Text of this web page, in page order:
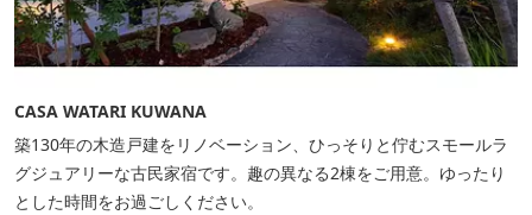
CASA WATARI KUWANA
築130年の木造戸建をリノベーション、ひっそりと佇むスモールラ
グジュアリーな古民家宿です。趣の異なる2棟をご用意。ゆったり
とした時間をお過ごしください。